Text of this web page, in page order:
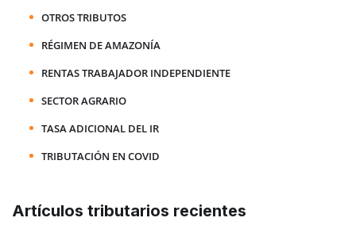
OTROS TRIBUTOS
RÉGIMEN DE AMAZONÍA
RENTAS TRABAJADOR INDEPENDIENTE
SECTOR AGRARIO
TASA ADICIONAL DEL IR
TRIBUTACIÓN EN COVID
Artículos tributarios recientes